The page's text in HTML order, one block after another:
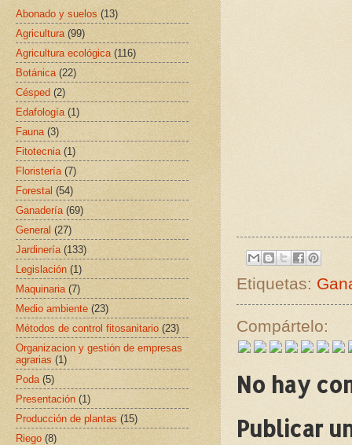
Etiquetas:
Compártelo:
No hay
Publicar
Abonado y suelos (13)
Agricultura (99)
Agricultura ecológica (116)
Botánica (22)
Césped (2)
Edafología (1)
Fauna (3)
Fitotecnia (1)
Floristería (7)
Forestal (54)
Ganadería (69)
General (27)
Jardinería (133)
Legislación (1)
Maquinaria (7)
Medio ambiente (23)
Métodos de control fitosanitario (23)
Organizacion y gestión de empresas
agrarias (1)
Poda (5)
Presentación (1)
Producción de plantas (15)
Riego (8)